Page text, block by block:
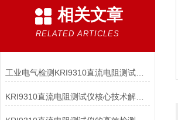
相关文章
RELATED ARTICLES
工业电气检测KRI9310直流电阻测试仪高效精准适配变压器/电机等多场景
KRI9310直流电阻测试仪核心技术解析：如何实现高精度微欧级电阻测量？